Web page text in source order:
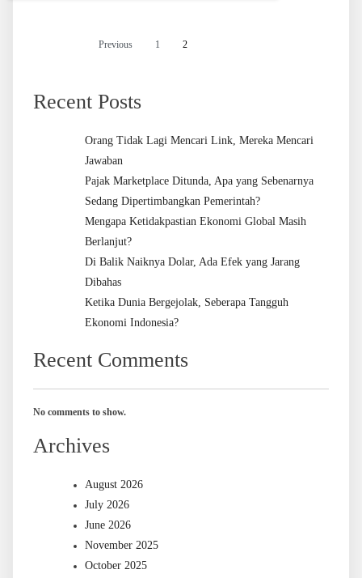
Previous 1 2
Recent Posts
Orang Tidak Lagi Mencari Link, Mereka Mencari
Jawaban
Pajak Marketplace Ditunda, Apa yang Sebenarnya
Sedang Dipertimbangkan Pemerintah?
Mengapa Ketidakpastian Ekonomi Global Masih
Berlanjut?
Di Balik Naiknya Dolar, Ada Efek yang Jarang
Dibahas
Ketika Dunia Bergejolak, Seberapa Tangguh
Ekonomi Indonesia?
Recent Comments
No comments to show.
Archives
August 2026
July 2026
June 2026
November 2025
October 2025